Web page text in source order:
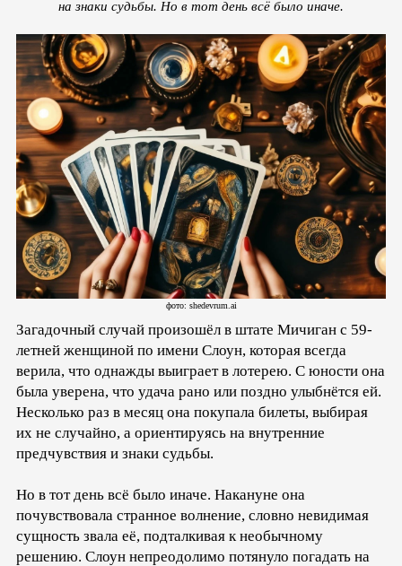
на знаки судьбы. Но в тот день всё было иначе.
фото: shedevrum.ai
Загадочный случай произошёл в штате Мичиган с 59-
летней женщиной по имени Слоун, которая всегда
верила, что однажды выиграет в лотерею. С юности она
была уверена, что удача рано или поздно улыбнётся ей.
Несколько раз в месяц она покупала билеты, выбирая
их не случайно, а ориентируясь на внутренние
предчувствия и знаки судьбы.
Но в тот день всё было иначе. Накануне она
почувствовала странное волнение, словно невидимая
сущность звала её, подталкивая к необычному
решению. Слоун непреодолимо потянуло погадать на